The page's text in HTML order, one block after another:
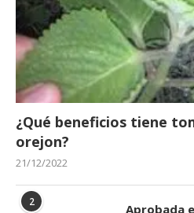
¿Qué beneficios tiene
orejon?
21/12/2022
2
Aprobada